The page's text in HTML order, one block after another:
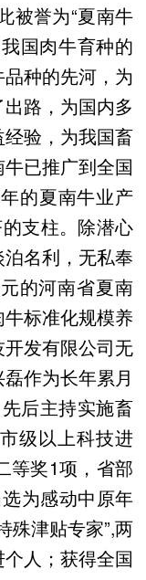
被誉为“夏南牛
国肉牛育种的
种的先河，为
路，为国内多
验，为我国畜
已推广到全国
的夏南牛业产
支柱。除潜心
名利，无私奉
的河南省夏南
标准化规模养
发有限公司无
作为长年累月
后主持实施畜
级以上科技进
等奖1项，省部
为感动中原年
殊津贴专家”,两
人；获得全国